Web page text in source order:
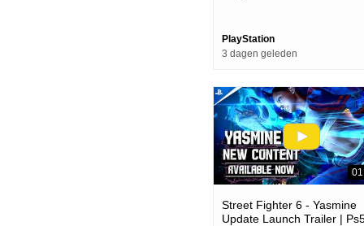
PlayStation
3 dagen geleden
Street Fighter 6 - Yasmine
Update Launch Trailer |